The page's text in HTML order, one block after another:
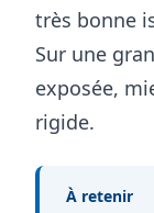
très bonne
Sur une
exposée,
rigide.
À retenir